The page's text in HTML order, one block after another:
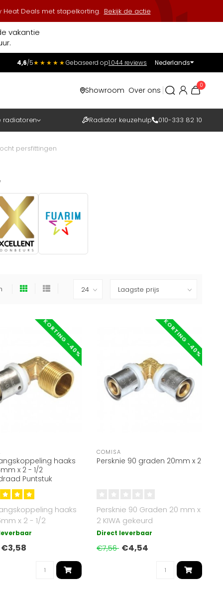
Deals met stapelkorting. Bekijk de actie
vakantie
4,6/5★★★★★Gebaseerd op1.044 reviews Nederlands
Showroom Over ons
0
radiatoren Radiator keuzehulp 010-333 82 10
persfittingen
KORTING -40%
haaks
x 2 - 1/2
Puntstuk
haaks
x 2 - 1/2
KIWA
€3,58
KORTING -40%
COMISA
Persknie 90 graden 20mm x 2
Persknie 90 Graden 20 mm x
2 KIWA gekeurd
Direct leverbaar
€7,56 €4,54